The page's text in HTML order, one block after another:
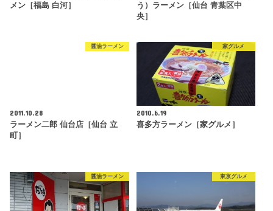
メン［福島 白河］
う）ラーメン［仙台 青葉区中
央］
醤油ラーメン
2011.10.28
ラーメン二郎 仙台店［仙台 立
町］
家グルメ
2010.6.19
喜多方ラーメン［家グルメ］
醤油ラーメン 東京グルメ